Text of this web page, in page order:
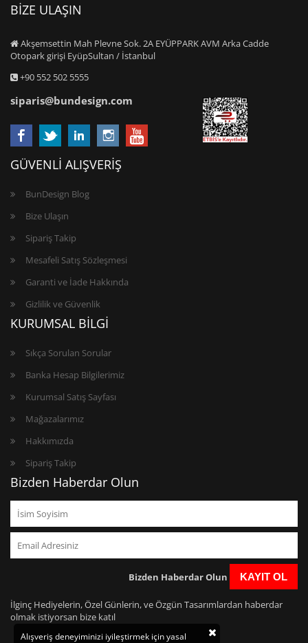
BİZE ULAŞIN
Akşemsettin Mah Plevne Sok. 2A EYÜPPARK AVM Arka Cadde
Otopark girişi EyüpSultan / İstanbul
+90 552 502 5555
siparis@bundesign.com
GÜVENLİ ALIŞVERİŞ
BunDesign Blog
Bize Ulaşın
Sipariş Takip
Mesafeli Satış Sözleşmesi
Garanti ve İade Hakkında
Gizlilik ve Güvenlik
KURUMSAL BİLGİ
Sıkça Sorulan Sorular
Banka Hesap Bilgilerimiz
Kurumsal Satış Sayfası
Mağazalarımız
Hakkımızda
Sipariş Takip
Bizden Haberdar Olun
Bizden Haberdar Olun KAYIT OL
İlginç Hediyelerin, Özel Günlerin, ve Özgün Tasarımlardan haberdar
olmak istiyorsan bize katıl
Alışveriş deneyiminizi iyileştirmek için yasal